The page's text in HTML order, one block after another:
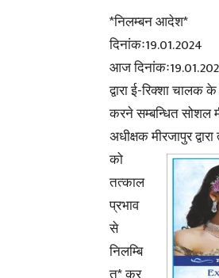
*निलम्बन आदेश*
दिनांकः19.01.2024
आज
द्वारा ई-रिक्शा चालक
करने सम्बन्धित सोशल
अधीक्षक मीरजापुर
को
तत्काल
प्रभाव
से
निलम्बि